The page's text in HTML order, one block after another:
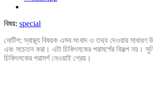
বিষয়: special
নোটিশ: স্বাস্থ্য বিষয়ক এসব সংবাদ ও তথ্য দেওয়ার সাধারণ
এবং সচেতন করা। এটা চিকিৎসকের পরামর্শের বিকল্প নয়।
চিকিৎসকের পরামর্শ নেওয়াই শ্রেয়।